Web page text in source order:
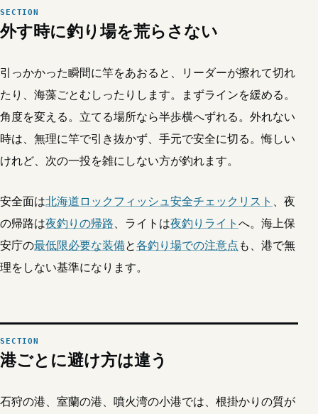
外す時に釣り場を荒らさない
引っかかった瞬間に竿をあおると、リーダーが擦れて切れ
たり、海藻ごとむしったりします。まずラインを緩める。
角度を変える。立てる場所なら半歩横へずれる。外れない
時は、無理に竿で引き抜かず、手元で安全に切る。悔しい
けれど、次の一投を雑にしない方が釣れます。
安全面は北海道ロックフィッシュ安全チェックリスト 、夜
の帰路は夜釣りの帰路、ライトは夜釣りライトへ。海上保
安庁の最低限必要な装備と各釣り場での注意点も、港で無
理をしない基準になります。
港ごとに避け方は違う
石狩の港、室蘭の港、噴火湾の小港では、根掛かりの質が